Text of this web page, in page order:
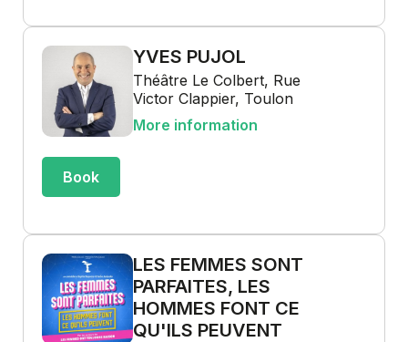
YVES PUJOL
Théâtre Le Colbert, Rue
Victor Clappier, Toulon
More information
Book
LES FEMMES SONT
PARFAITES, LES
HOMMES FONT CE
QU'ILS PEUVENT